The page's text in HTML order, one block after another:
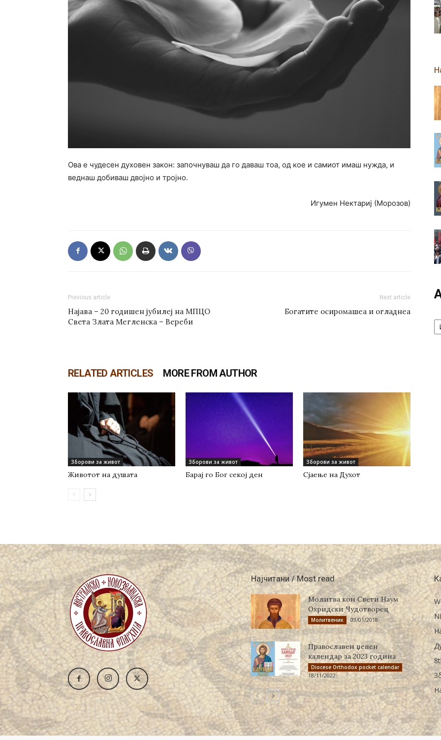
Ова е чудесен духовен закон: започнуваш да го даваш тоа, од кое и самиот имаш нужда, и
веднаш добиваш двојно и тројно.
Игумен Нектариј (Морозов)
Previous article
Најава – 20 годишен јубилеј на МПЦО
Света Злата Мегленска – Вереби
Next article
Богатите осиромашеа и огладнеа
RELATED ARTICLES MORE FROM AUTHOR
Зборови за живот
Животот на душата
Зборови за живот
Барај го Бог секој ден
Зборови за живот
Сјаење на Духот
Најчитани / Most read
Молитва кон Свети Наум
Охридски Чудотворец
Молитвеник 03/01/2018
Православен џепен
календар за 2023 година
Diocese Orthodox pocket calendar
18/11/2022